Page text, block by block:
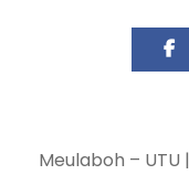
Meulaboh – UTU |